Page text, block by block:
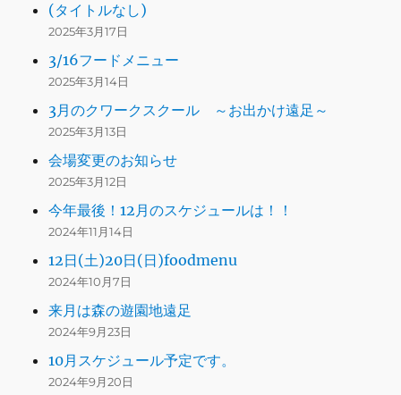
(タイトルなし)
2025年3月17日
3/16フードメニュー
2025年3月14日
3月のクワークスクール ～お出かけ遠足～
2025年3月13日
会場変更のお知らせ
2025年3月12日
今年最後！12月のスケジュールは！！
2024年11月14日
12日(土)20日(日)foodmenu
2024年10月7日
来月は森の遊園地遠足
2024年9月23日
10月スケジュール予定です。
2024年9月20日